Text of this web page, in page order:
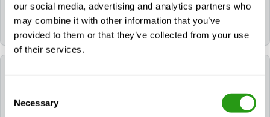
our social media, advertising and analytics partners who
may combine it with other information that you’ve
provided to them or that they’ve collected from your use
of their services.
Selection
Necessary
Het certificaat of de certificaten voor HAZWOPER
herhaling - (8 uur) blijven 1 jaar geldig.